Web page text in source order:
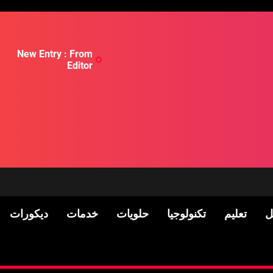
New Entry : From
Editor
تعليم تكنولوجيا حلويات خدمات ديكورات